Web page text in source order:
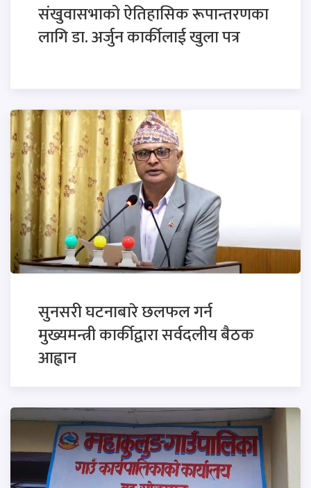
संखुवासभाको ऐतिहासिक रूपान्तरणका
लागि डा. अर्जुन कार्कीलाई खुला पत्र
सुनसरी घटनाबारे छलफल गर्न
मुख्यमन्त्री कार्कीद्वारा सर्वदलीय बैठक
आह्वान